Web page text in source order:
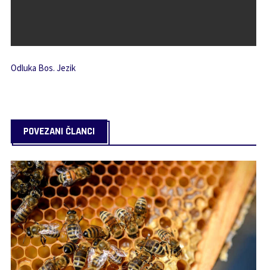
Odluka Bos. Jezik
POVEZANI ČLANCI